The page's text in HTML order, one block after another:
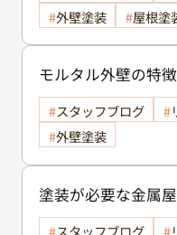
外壁塗装
屋根塗
モルタル外壁の特
ス方法を徹底解説
スタッフブログ
外壁塗装
塗装が必要な金属
等解説いたします🖊️
スタッフブログ